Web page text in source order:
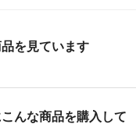
を見ています
んな商品を購入して